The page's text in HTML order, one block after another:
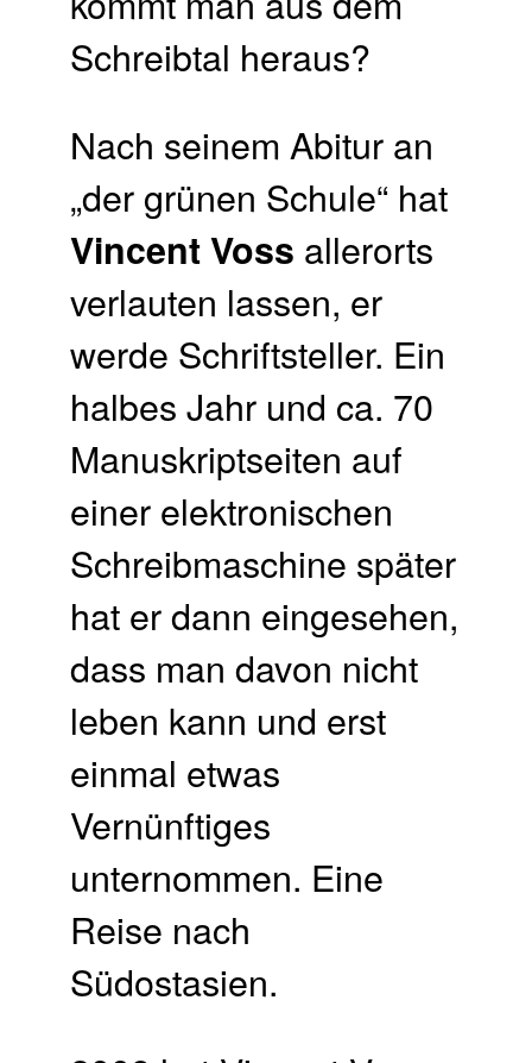
Nach seinem Abitur an
„der grünen Schule“ hat
Vincent Voss allerorts
verlauten lassen, er
werde Schriftsteller. Ein
halbes Jahr und ca. 70
Manuskriptseiten auf
einer elektronischen
Schreibmaschine später
hat er dann eingesehen,
dass man davon nicht
leben kann und erst
einmal etwas
Vernünftiges
unternommen. Eine
Reise nach
Südostasien.